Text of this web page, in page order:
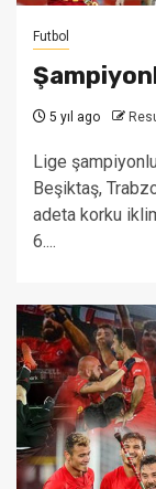
Futbol
5 yıl ago
Lige
Beşiktaş,
adeta korku
6....